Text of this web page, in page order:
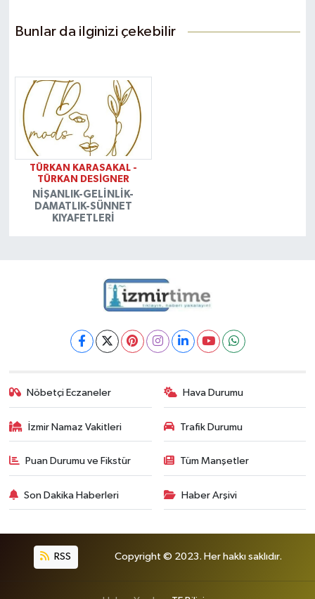
Bunlar da ilginizi çekebilir
TÜRKAN KARASAKAL -
TÜRKAN DESİGNER
NİŞANLIK-GELİNLİK-
DAMATLIK-SÜNNET
KIYAFETLERİ
Nöbetçi Eczaneler Hava Durumu
İzmir Namaz Vakitleri Trafik Durumu
Puan Durumu ve Fikstür Tüm Manşetler
Son Dakika Haberleri Haber Arşivi
RSS Copyright © 2023. Her hakkı saklıdır.